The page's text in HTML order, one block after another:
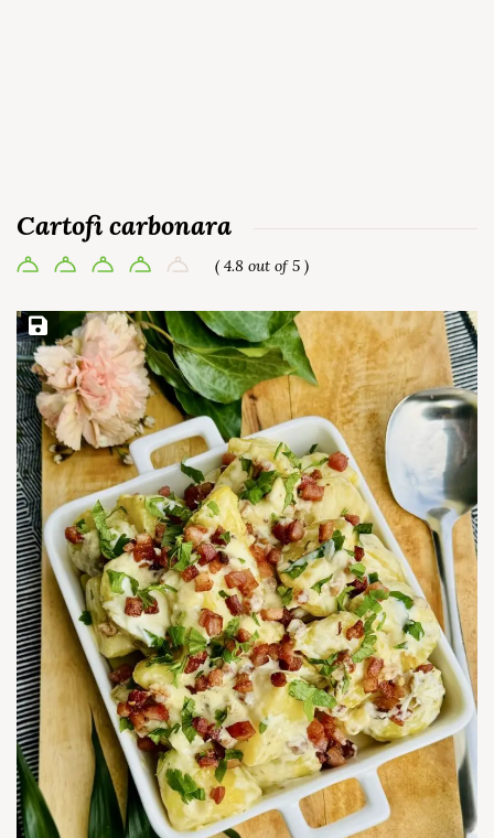
Cartofi carbonara
( 4.8 out of 5 )
Save Recipe